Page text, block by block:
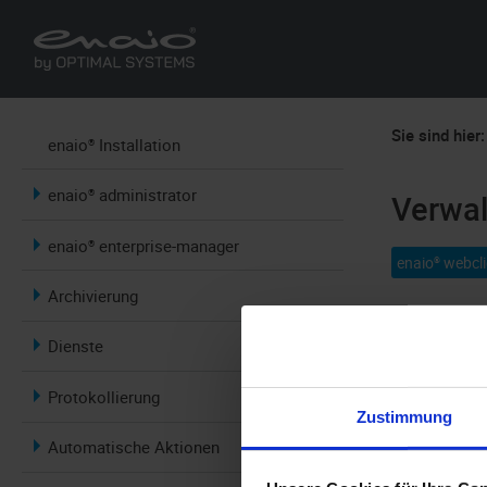
Zustimmung
enaio® Installation
enaio® administrator
enaio® enterprise-manager
Archivierung
Dienste
Protokollierung
Automatische Aktionen
Sie sind hier:
enaio®
Zur